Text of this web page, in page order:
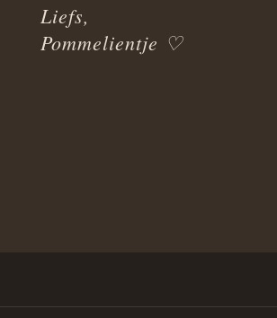
Liefs,
Pommelientje ♡